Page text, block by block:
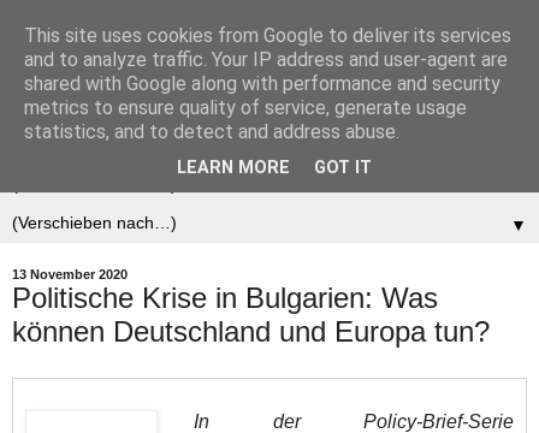
Der (europäische)
Föderalist
▼
13 November 2020
Politische Krise in Bulgarien: Was
können Deutschland und Europa tun?
In der Policy-Brief-Serie
This site uses cookies from Google to deliver its services
and to analyze traffic. Your IP address and user-agent are
shared with Google along with performance and security
metrics to ensure quality of service, generate usage
statistics, and to detect and address abuse.
LEARN MORE GOT IT